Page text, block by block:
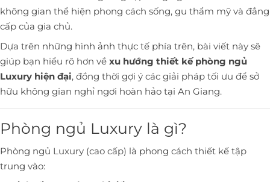
không gian thể hiện phong cách sống, gu thẩm mỹ và đẳng
cấp của gia chủ.
Dựa trên những hình ảnh thực tế phía trên, bài viết này sẽ
giúp bạn hiểu rõ hơn về xu hướng thiết kế phòng ngủ
Luxury hiện đại, đồng thời gợi ý các giải pháp tối ưu để sở
hữu không gian nghỉ ngơi hoàn hảo tại An Giang.
Phòng ngủ Luxury là gì?
Phòng ngủ Luxury (cao cấp) là phong cách thiết kế tập
trung vào: